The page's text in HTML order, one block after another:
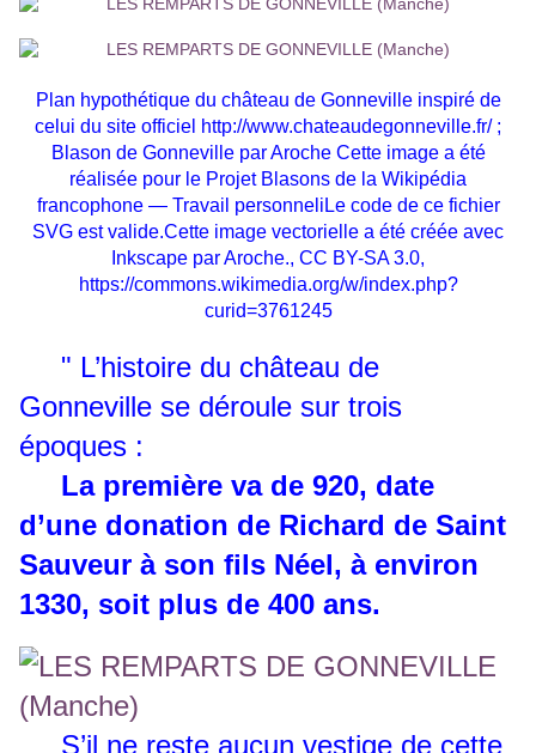
Plan hypothétique du château de Gonneville inspiré de
celui du site officiel http://www.chateaudegonneville.fr/ ;
Blason de Gonneville par Aroche Cette image a été
réalisée pour le Projet Blasons de la Wikipédia
francophone — Travail personneliLe code de ce fichier
SVG est valide.Cette image vectorielle a été créée avec
Inkscape par Aroche., CC BY-SA 3.0,
https://commons.wikimedia.org/w/index.php?
curid=3761245
" L’histoire du château de
Gonneville se déroule sur trois
époques :
La première va de 920, date
d’une donation de Richard de Saint
Sauveur à son fils Néel, à environ
1330, soit plus de 400 ans.
S’il ne reste aucun vestige de cette